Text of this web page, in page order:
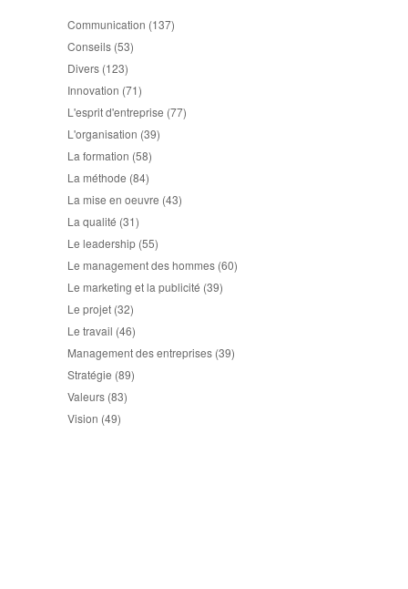
Communication (137)
Conseils (53)
Divers (123)
Innovation (71)
L'esprit d'entreprise (77)
L'organisation (39)
La formation (58)
La méthode (84)
La mise en oeuvre (43)
La qualité (31)
Le leadership (55)
Le management des hommes (60)
Le marketing et la publicité (39)
Le projet (32)
Le travail (46)
Management des entreprises (39)
Stratégie (89)
Valeurs (83)
Vision (49)